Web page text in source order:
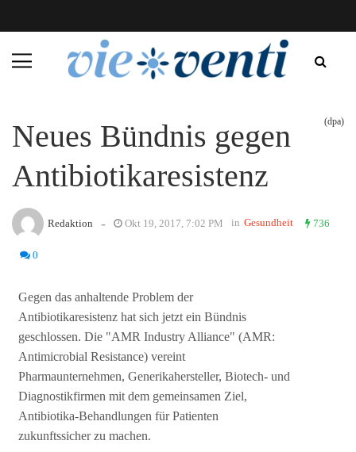
Neues Bündnis gegen
Antibiotikaresistenz
(dpa)
Redaktion - Okt 19, 2017, 7:02 PM in Gesundheit 736
0
Gegen das anhaltende Problem der
Antibiotikaresistenz hat sich jetzt ein Bündnis
geschlossen. Die "AMR Industry Alliance" (AMR:
Antimicrobial Resistance) vereint
Pharmaunternehmen, Generikahersteller, Biotech- und
Diagnostikfirmen mit dem gemeinsamen Ziel,
Antibiotika-Behandlungen für Patienten
zukunftssicher zu machen.